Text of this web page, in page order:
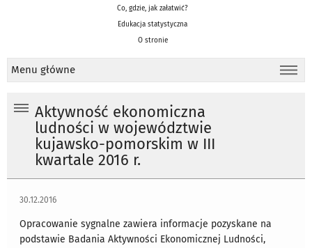
Co, gdzie, jak załatwić?
Edukacja statystyczna
O stronie
Menu główne
Aktywność ekonomiczna
ludności w województwie
kujawsko-pomorskim w III
kwartale 2016 r.
30.12.2016
Opracowanie sygnalne zawiera informacje pozyskane na
podstawie Badania Aktywności Ekonomicznej Ludności,